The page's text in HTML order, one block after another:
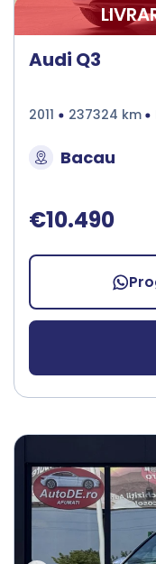
Audi Q3
2011 237324 km
Bacau
€10.490